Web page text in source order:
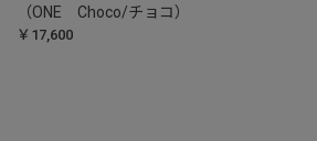
（ONE Choco/チョコ）
￥17,600